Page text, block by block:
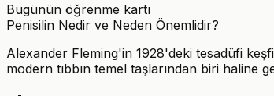
Bugünün öğrenme kartı
Penisilin Nedir ve Neden Önemlidir?
Alexander Fleming'in 1928'deki tesadüfi
modern tıbbın temel taşlarından biri haline